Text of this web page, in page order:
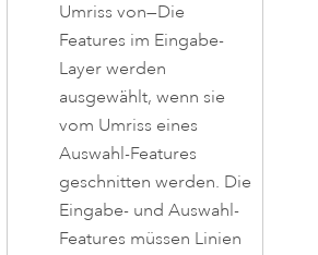
Umriss von—Die
Features im Eingabe-
Layer werden
ausgewählt, wenn sie
vom Umriss eines
Auswahl-Features
geschnitten werden. Die
Eingabe- und Auswahl-
Features müssen Linien